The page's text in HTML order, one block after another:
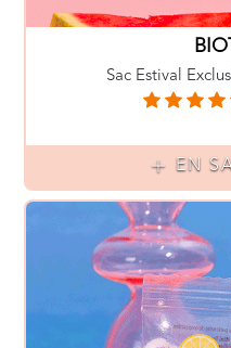
Sac Estival
EN